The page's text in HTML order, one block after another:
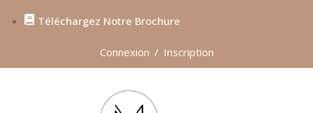
Téléchargez Notre Brochure
Connexion / Inscription
SIGN IN
Don’t have an account?